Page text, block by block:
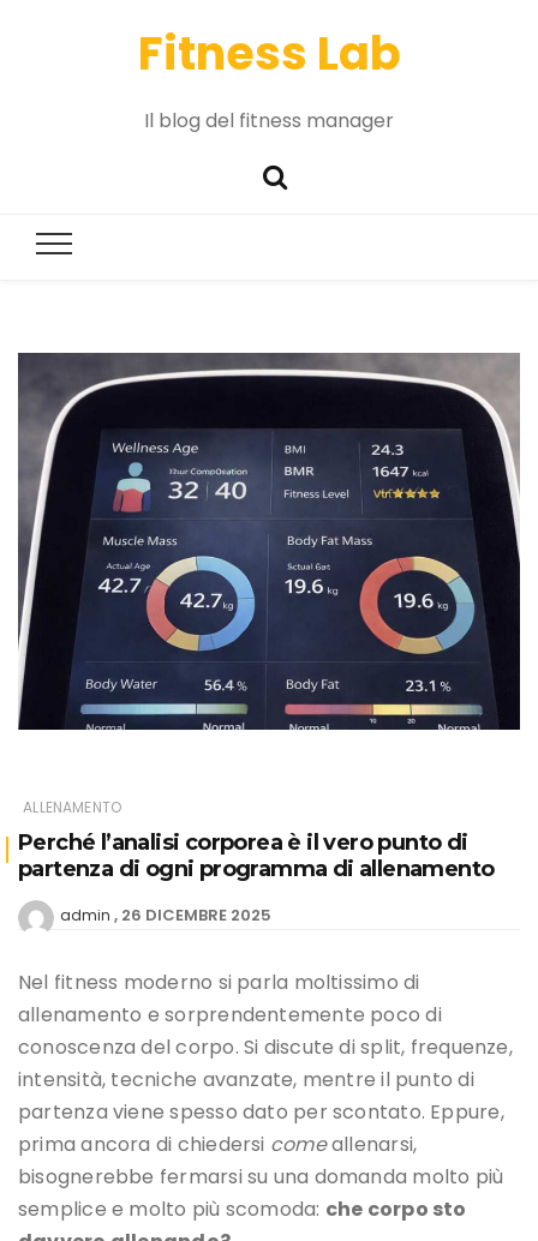
Fitness Lab
Il blog del fitness manager
ALLENAMENTO
Perché l’analisi corporea è il vero punto di
partenza di ogni programma di allenamento
admin 26 DICEMBRE 2025
Nel fitness moderno si parla moltissimo di
allenamento e sorprendentemente poco di
conoscenza del corpo. Si discute di split, frequenze,
intensità, tecniche avanzate, mentre il punto di
partenza viene spesso dato per scontato. Eppure,
prima ancora di chiedersi comeallenarsi,
bisognerebbe fermarsi su una domanda molto più
semplice e molto più scomoda: che corpo sto